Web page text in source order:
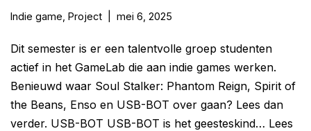
Indie game Project mei 6, 2025
Dit semester is er een talentvolle groep studenten
actief in het GameLab die aan indie games werken.
Benieuwd waar Soul Stalker: Phantom Reign, Spirit of
the Beans, Enso en USB-BOT over gaan? Lees dan
verder. USB-BOT USB-BOT is het geesteskind… Lees